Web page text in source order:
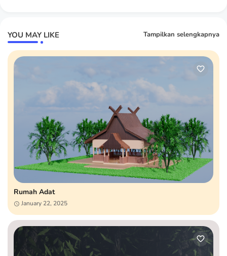
YOU MAY LIKE Tampilkan selengkapnya
Rumah Adat
January 22, 2025